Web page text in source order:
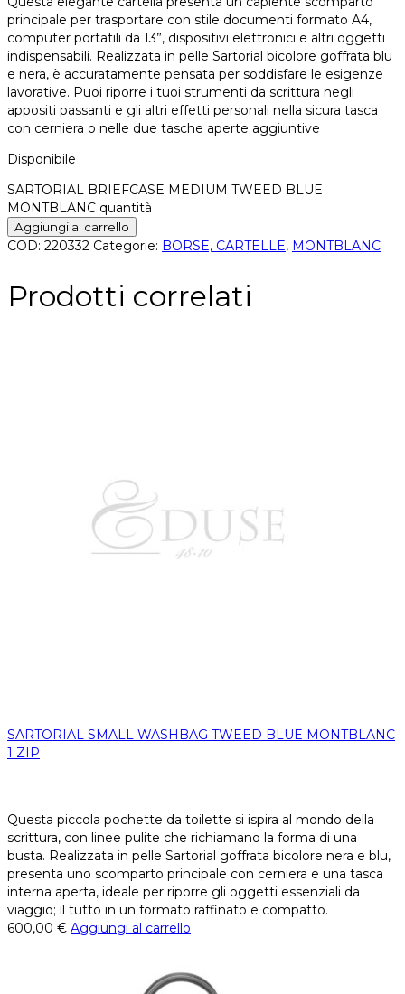
principale per trasportare con stile documenti formato A4,
computer portatili da 13”, dispositivi elettronici e altri oggetti
indispensabili. Realizzata in pelle Sartorial bicolore goffrata blu
e nera, è accuratamente pensata per soddisfare le esigenze
lavorative. Puoi riporre i tuoi strumenti da scrittura negli
appositi passanti e gli altri effetti personali nella sicura tasca
con cerniera o nelle due tasche aperte aggiuntive
Disponibile
SARTORIAL BRIEFCASE MEDIUM TWEED BLUE
MONTBLANC quantità
Aggiungi al carrello
COD: 220332 Categorie: BORSE, CARTELLE, MONTBLANC
Prodotti correlati
SARTORIAL SMALL WASHBAG TWEED BLUE MONTBLANC
1 ZIP
Questa piccola pochette da toilette si ispira al mondo della
scrittura, con linee pulite che richiamano la forma di una
busta. Realizzata in pelle Sartorial goffrata bicolore nera e blu,
presenta uno scomparto principale con cerniera e una tasca
interna aperta, ideale per riporre gli oggetti essenziali da
viaggio; il tutto in un formato raffinato e compatto.
600,00 € Aggiungi al carrello